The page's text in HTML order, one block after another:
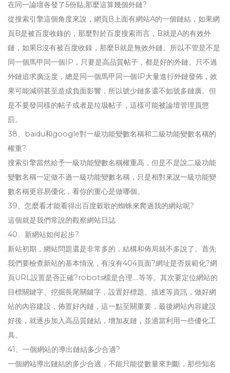
在同一論壇各發了5份貼,那麼這算幾個外鏈?
從搜索引擎這個角度來說，網頁B上面有網站A的一個鏈結，如果網
頁B是被百度收錄的，那麼對於百度搜索而言，B就是A的有效外
鏈，如果B沒有被百度收錄，那麼B就是無效外鏈。所以不管是不是
同一個馬甲同一個IP，只要是高品質帖子，都是好的外鏈。只不過
外鏈追求廣泛度，總是同一個馬甲同一個IP大量進行外鏈發佈，效
果可能減弱甚至造成負面影響，所以號少鏈多還不如號多鏈廣。但
是不要發同樣的帖子或者是垃圾帖子，這樣可能被論壇管理員懲
罰。
38、baidu和google對一級功能變數名稱和二級功能變數名稱的
權重?
搜索引擎當然給予一級功能變數名稱權重高，但是不是說二級功能
變數名稱一定做不過一級功能變數名稱，只是相對來說一級功能變
數名稱更容易優化，看你的重心是做哪個。
39、怎麼看才能看得出百度穀歌的蜘蛛來爬過我的網站呢?
這個就是我們常說的觀察網站日誌
40、新網站如何起步?
新站初期，網站問題還是非常多的，結構和佈局就不多說了。首先
我們要檢查新站的基本情況，有沒有404頁面?網址是否規範化?網
頁URL設置是否正確?robots檔是合理....等等。其次要定位網站的
目標關鍵字、挖掘長尾關鍵字，設置好標題、描述等資訊，做好網
站的內容建設，佈置好內鏈，這一點至關重要，最後網站內容建設
好後，就逐步加入高品質鏈結，增加友鏈，並適當利用一些優化工
具。
41、一個網站的導出鏈結多少合適?
一個網站導出鏈結的多少合適，不能只能從數量來判斷，那些知名